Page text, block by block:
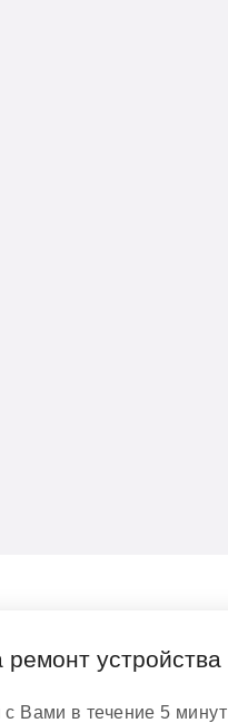
ремонт устройства
Вами в течение 5 минут